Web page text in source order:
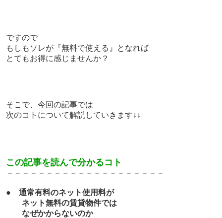
ですので
もしもソレが『無料で使える』となれば
とてもお得に感じませんか？
そこで、今回の記事では
次のコトについて解説していきます↓↓
この記事を読んで分かるコト
－－－－－－－－－－－－－－－－－－－－
● 通常有料のネット使用料が
ネット無料の賃貸物件では
なぜかからないのか